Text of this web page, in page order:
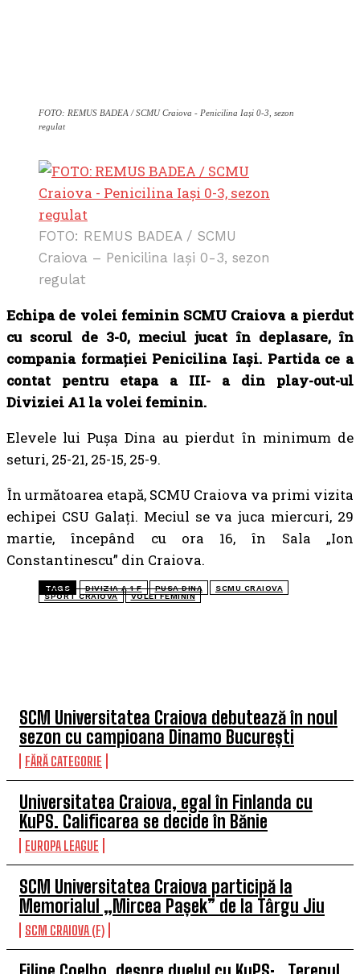
SCM Universitatea Craiova debutează în noul
sezon cu campioana Dinamo București
FĂRĂ CATEGORIE
Universitatea Craiova, egal în Finlanda cu
KuPS. Calificarea se decide în Bănie
EUROPA LEAGUE
SCM Universitatea Craiova participă la
Memorialul „Mircea Pașek” de la Târgu Jiu
SCM CRAIOVA (F)
FOTO: REMUS BADEA / SCMU Craiova - Penicilina Iași 0-3, sezon
regulat
FOTO: REMUS BADEA / SCMU
Craiova – Penicilina Iași 0-3, sezon
regulat
Echipa de volei feminin SCMU Craiova a pierdut
cu scorul de 3-0, meciul jucat în deplasare, în
compania formației Penicilina Iași. Partida ce a
contat pentru etapa a III- a din play-out-ul
Diviziei A1 la volei feminin.
Elevele lui Pușa Dina au pierdut în minimum de
seturi, 25-21, 25-15, 25-9.
În următoarea etapă, SCMU Craiova va primi vizita
echipei CSU Galați. Meciul se va juca miercuri, 29
martie, începând cu ora 16, în Sala „Ion
Constantinescu” din Craiova.
TAGS DIVIZIA A 1 F PUSA DINA
SCMU CRAIOVA
SPORT CRAIOVA
VOLEI FEMININ